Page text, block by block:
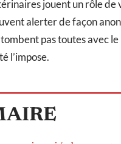
jouent un rôle de
alerter de façon
pas toutes avec
l’impose.